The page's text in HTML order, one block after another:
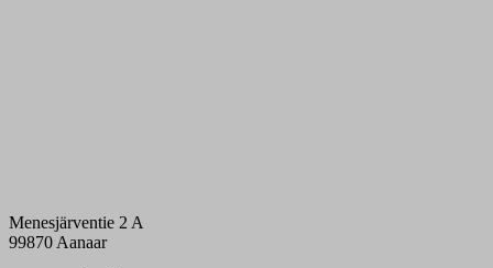
Menesjärventie 2 A
99870 Aanaar